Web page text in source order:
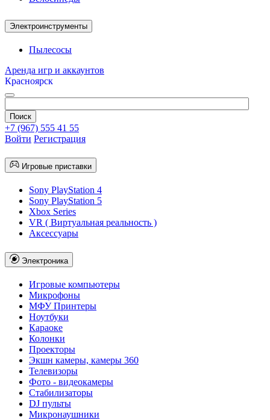
Электроинструменты
Пылесосы
Аренда игр и аккаунтов
Красноярск
+7 (967) 555 41 55
Войти Регистрация
Игровые приставки
Sony PlayStation 4
Sony PlayStation 5
Xbox Series
VR ( Виртуальная реальность )
Аксессуары
Электроника
Игровые компьютеры
Микрофоны
МФУ Принтеры
Ноутбуки
Караоке
Колонки
Проекторы
Экшн камеры, камеры 360
Телевизоры
Фото - видеокамеры
Стабилизаторы
DJ пульты
Микронаушники